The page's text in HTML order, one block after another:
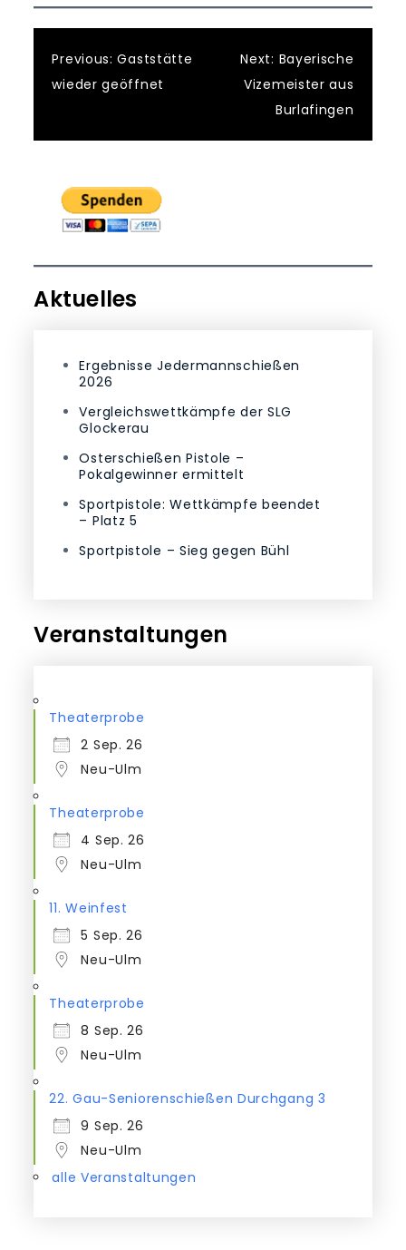
Previous: Gaststätte
wieder geöffnet
Next: Bayerische
Vizemeister aus
Burlafingen
Aktuelles
Ergebnisse Jedermannschießen
2026
Vergleichswettkämpfe der SLG
Glockerau
Osterschießen Pistole –
Pokalgewinner ermittelt
Sportpistole: Wettkämpfe beendet
– Platz 5
Sportpistole – Sieg gegen Bühl
Veranstaltungen
Theaterprobe
2 Sep. 26
Neu-Ulm
Theaterprobe
4 Sep. 26
Neu-Ulm
11. Weinfest
5 Sep. 26
Neu-Ulm
Theaterprobe
8 Sep. 26
Neu-Ulm
22. Gau-Seniorenschießen Durchgang 3
9 Sep. 26
Neu-Ulm
alle Veranstaltungen